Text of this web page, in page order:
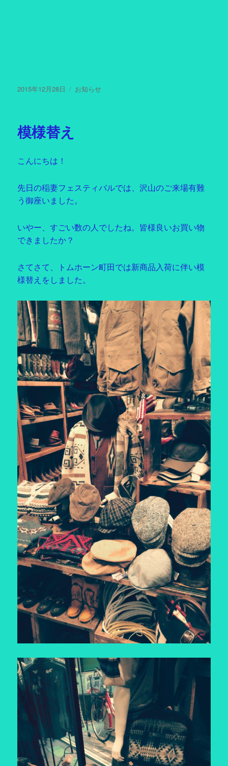
投
2015年12月28日
カ
お知らせ
模様替え
こんにちは！
先日の稲妻フェスティバルでは、沢山のご来場有難
う御座いました。
いやー、すごい数の人でしたね。皆様良いお買い物
できましたか？
さてさて、トムホーン町田では新商品入荷に伴い模
様替えをしました。